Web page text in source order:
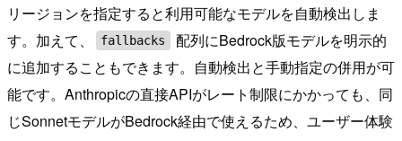
リージョンを指定すると利用可能なモデルを自動検出しま
す。加えて、
fallbacks
配列にBedrock版モデルを明示的
に追加することもできます。自動検出と手動指定の併用が可
能です。Anthropicの直接APIがレート制限にかかっても、同
じSonnetモデルがBedrock経由で使えるため、ユーザー体験